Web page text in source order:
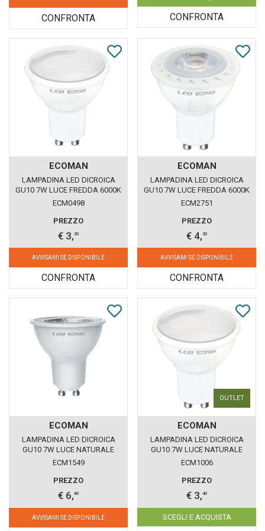
CONFRONTA CONFRONTA
ECOMAN
LAMPADINA LED DICROICA
GU10 7W LUCE FREDDA 6000K
ECOMAN
ECM0498
PREZZO
€ 3, 20
AVVISAMI SE DISPONIBILE
CONFRONTA
ECOMAN
LAMPADINA LED DICROICA
GU10 7W LUCE FREDDA 6000K
ECOMAN VETRO TRASPARENTE
ECM2751
PREZZO
€ 4, 20
AVVISAMI SE DISPONIBILE
CONFRONTA
ECOMAN
LAMPADINA LED DICROICA
GU10 7W LUCE NATURALE
4000K ECOMAN DIMMERABILE
ECM1549
PREZZO
€ 6, 80
AVVISAMI SE DISPONIBILE
OUTLET
ECOMAN
LAMPADINA LED DICROICA
GU10 7W LUCE NATURALE
4000K ECOMAN VETRO
ECM1006
PREZZO
€ 3,40
SCEGLI E ACQUISTA